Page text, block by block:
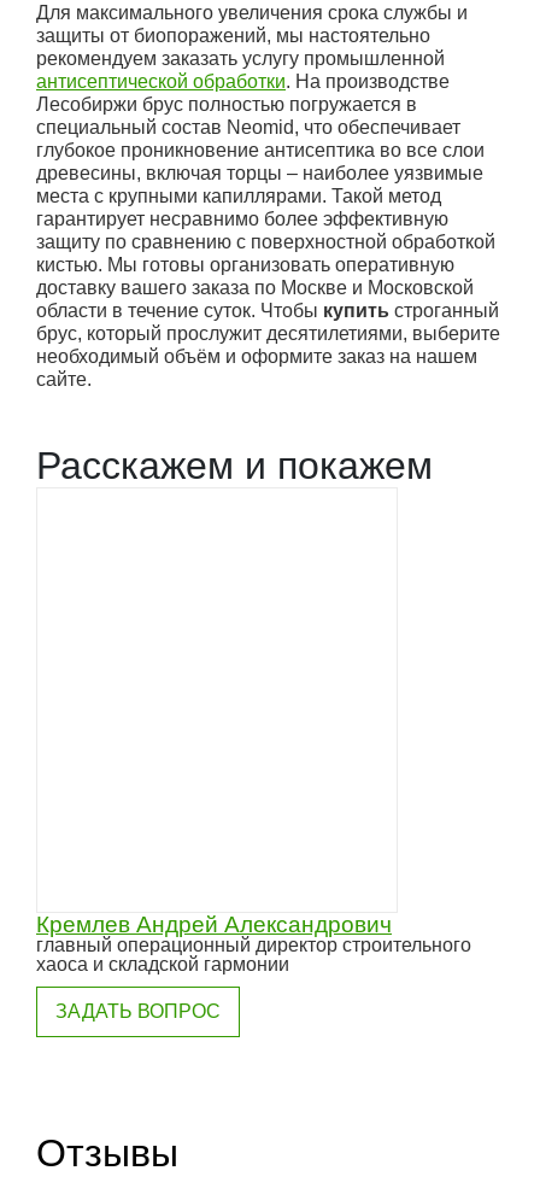
Для максимального увеличения срока службы и
защиты от биопоражений, мы настоятельно
рекомендуем заказать услугу промышленной
антисептической обработки. На производстве
Лесобиржи брус полностью погружается в
специальный состав Neomid, что обеспечивает
глубокое проникновение антисептика во все слои
древесины, включая торцы – наиболее уязвимые
места с крупными капиллярами. Такой метод
гарантирует несравнимо более эффективную
защиту по сравнению с поверхностной обработкой
кистью. Мы готовы организовать оперативную
доставку вашего заказа по Москве и Московской
области в течение суток. Чтобы купить строганный
брус, который прослужит десятилетиями, выберите
необходимый объём и оформите заказ на нашем
сайте.
Расскажем и покажем
Кремлев Андрей Александрович
главный операционный директор строительного
хаоса и складской гармонии
ЗАДАТЬ ВОПРОС
Отзывы